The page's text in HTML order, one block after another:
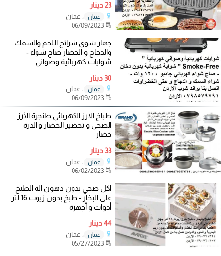
23 دينار
عمان
، عمان
06/09/2023
جهاز شوي شرائح اللحم والسمك
والدجاج و الخضار صاج شواء -
شوايات كهربائية وصواني
30 دينار
عمان
، عمان
06/09/2023
طباخ الارز الكهربائي طنجرة الأرز
الصحي و تحضير الخضار و الذرة
خضار
33 دينار
عمان
، عمان
06/02/2023
اكل صحي بدون دهون الة الطبخ
على البخار - طبخ بدون زيوت 16 لتر
أدوات و أجهزة
44 دينار
عمان
، عمان
05/27/2023